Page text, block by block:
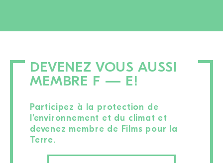
DEVENEZ VOUS AUSSI
MEMBRE F — E!
Participez à la protection de
l’environnement et du climat et
devenez membre de Films pour la
Terre.